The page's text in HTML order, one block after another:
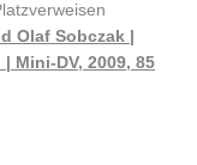
Olaf Sobczak |
Mini-DV, 2009, 85